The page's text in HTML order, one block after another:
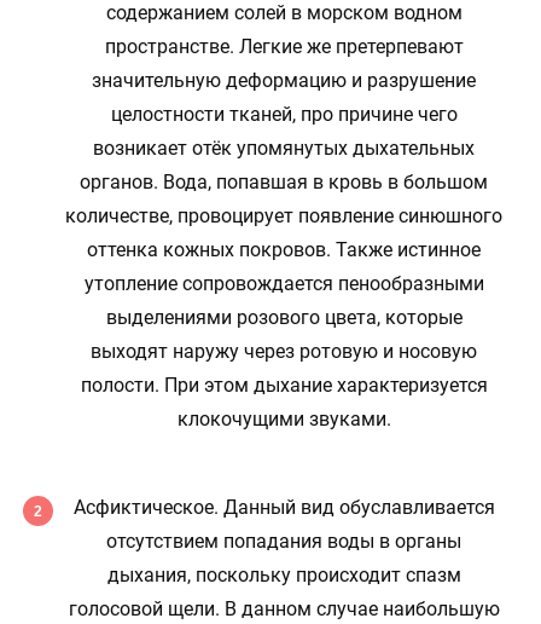
содержанием солей в морском водном
пространстве. Легкие же претерпевают
значительную деформацию и разрушение
целостности тканей, про причине чего
возникает отёк упомянутых дыхательных
органов. Вода, попавшая в кровь в большом
количестве, провоцирует появление синюшного
оттенка кожных покровов. Также истинное
утопление сопровождается пенообразными
выделениями розового цвета, которые
выходят наружу через ротовую и носовую
полости. При этом дыхание характеризуется
клокочущими звуками.
Асфиктическое. Данный вид обуславливается
отсутствием попадания воды в органы
дыхания, поскольку происходит спазм
голосовой щели. В данном случае наибольшую